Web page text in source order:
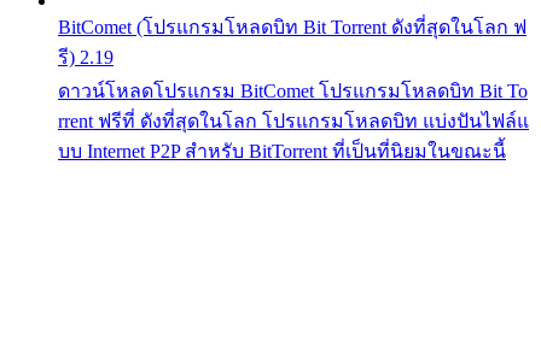
BitComet (โปรแกรมโหลดบิท Bit Torrent ดังที่สุดในโลก ฟ
รี) 2.19
ดาวน์โหลดโปรแกรม BitComet โปรแกรมโหลดบิท Bit To
rrent ฟรีที่ ดังที่สุดในโลก โปรแกรมโหลดบิท แบ่งปันไฟล์แ
บบ Internet P2P สำหรับ BitTorrent ที่เป็นที่นิยมในขณะนี้